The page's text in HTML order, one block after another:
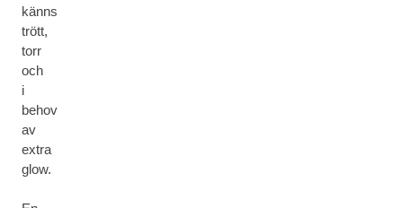
känns
trött,
torr
och
i
behov
av
extra
glow.